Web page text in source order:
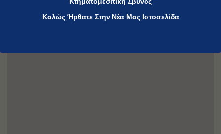
Καλώς Ήρθατε Στην Νέα Μας Ιστοσελίδα